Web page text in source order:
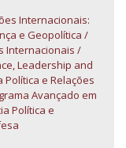
Internacionais:
e Geopolítica
Internacionais
Leadership and
Política e Relações
Avançado em
Política e